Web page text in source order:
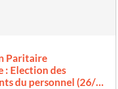
Paritaire
: Election des
du personnel (26/…